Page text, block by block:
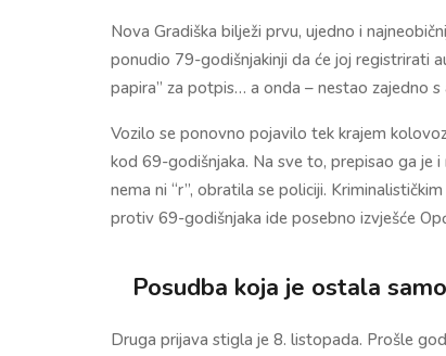
Nova Gradiška bilježi prvu, ujedno i
ponudio 79-godišnjakinji da će joj registrirati
papira” za potpis… a onda – nestao zajedno
Vozilo se ponovno pojavilo tek krajem
kod 69-godišnjaka. Na sve to, prepisao ga je
nema ni “r”, obratila se policiji.
protiv 69-godišnjaka ide posebno izvješće
Posudba koja je ostala
Druga prijava stigla je 8. listopada. Prošle